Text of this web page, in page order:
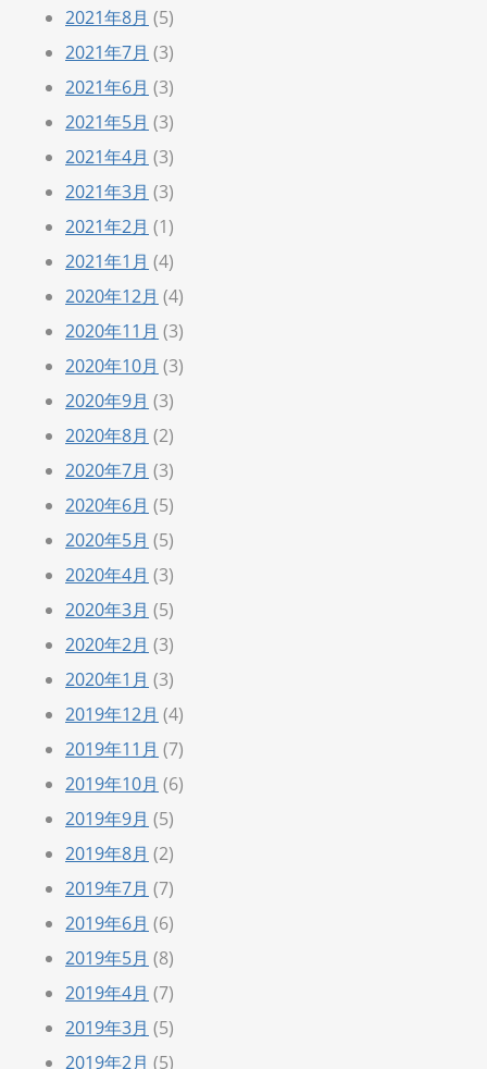
2021年8月 (5)
2021年7月 (3)
2021年6月 (3)
2021年5月 (3)
2021年4月 (3)
2021年3月 (3)
2021年2月 (1)
2021年1月 (4)
2020年12月 (4)
2020年11月 (3)
2020年10月 (3)
2020年9月 (3)
2020年8月 (2)
2020年7月 (3)
2020年6月 (5)
2020年5月 (5)
2020年4月 (3)
2020年3月 (5)
2020年2月 (3)
2020年1月 (3)
2019年12月 (4)
2019年11月 (7)
2019年10月 (6)
2019年9月 (5)
2019年8月 (2)
2019年7月 (7)
2019年6月 (6)
2019年5月 (8)
2019年4月 (7)
2019年3月 (5)
2019年2月 (5)